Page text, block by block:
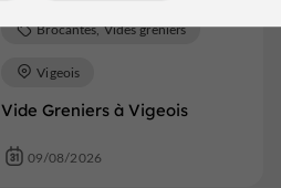
Vide Greniers à Vigeois
Brocantes, Vides greniers
Vigeois
09/08/2026